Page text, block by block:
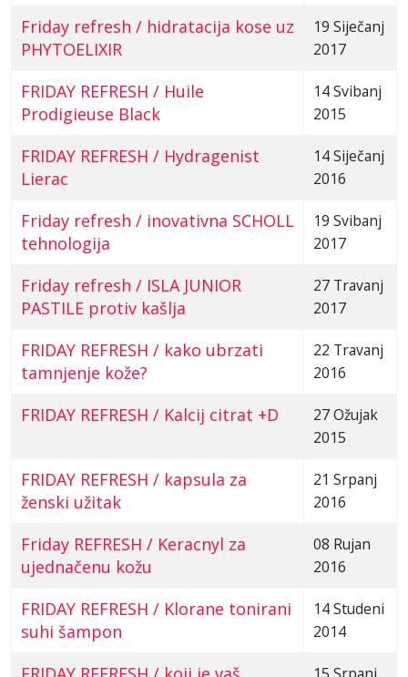
Friday refresh / hidratacija kose uz
PHYTOELIXIR
19 Siječanj
2017
FRIDAY REFRESH / Huile
Prodigieuse Black
14 Svibanj
2015
FRIDAY REFRESH / Hydragenist
Lierac
14 Siječanj
2016
Friday refresh / inovativna SCHOLL
tehnologija
19 Svibanj
2017
Friday refresh / ISLA JUNIOR
PASTILE protiv kašlja
27 Travanj
2017
FRIDAY REFRESH / kako ubrzati
tamnjenje kože?
22 Travanj
2016
FRIDAY REFRESH / Kalcij citrat +D
27 Ožujak
2015
FRIDAY REFRESH / kapsula za
ženski užitak
21 Srpanj
2016
Friday REFRESH / Keracnyl za
ujednačenu kožu
08 Rujan
2016
FRIDAY REFRESH / Klorane tonirani
suhi šampon
14 Studeni
2014